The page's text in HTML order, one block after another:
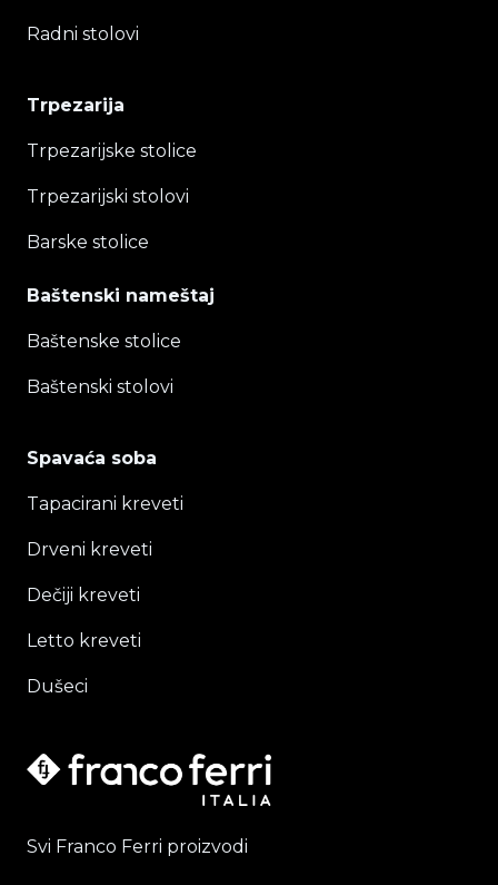
Radni stolovi
Trpezarija
Trpezarijske stolice
Trpezarijski stolovi
Barske stolice
Baštenski nameštaj
Baštenske stolice
Baštenski stolovi
Spavaća soba
Tapacirani kreveti
Drveni kreveti
Dečiji kreveti
Letto kreveti
Dušeci
Svi Franco Ferri proizvodi